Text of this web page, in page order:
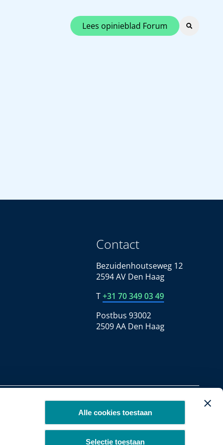
Alle cookies toestaan
Selectie toestaan
Lees opinieblad Forum
Contact
Bezuidenhoutseweg 12
2594 AV Den Haag
T+31 70 349 03 49
Postbus 93002
2509 AA Den Haag
Copyright 2026